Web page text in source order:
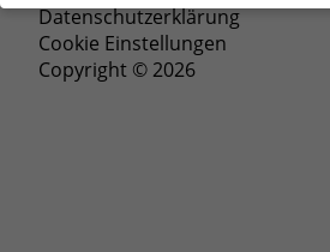
Datenschutzerklärung
Cookie Einstellungen
Copyright © 2026
Wenn Sie unter 16 Jahre alt sind und
freiwilligen Diensten geben möchten,